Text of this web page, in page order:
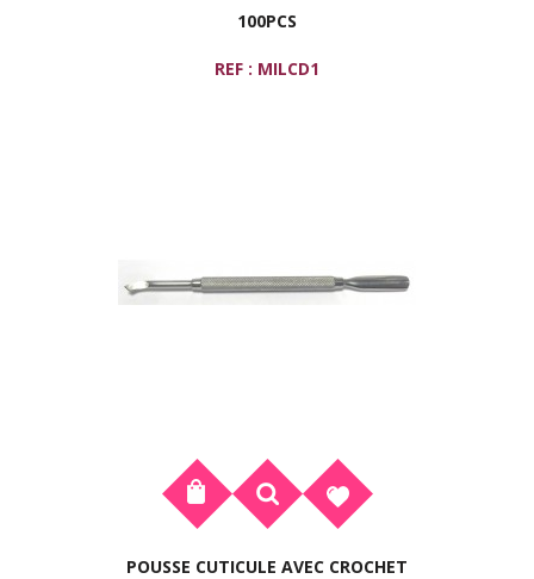
100PCS
REF : MILCD1
POUSSE CUTICULE AVEC CROCHET